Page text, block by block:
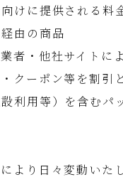
けに提供される料
由の商品
者・他社サイトに
クーポン等を割引
利用等）を含むパ
より日々変動いた